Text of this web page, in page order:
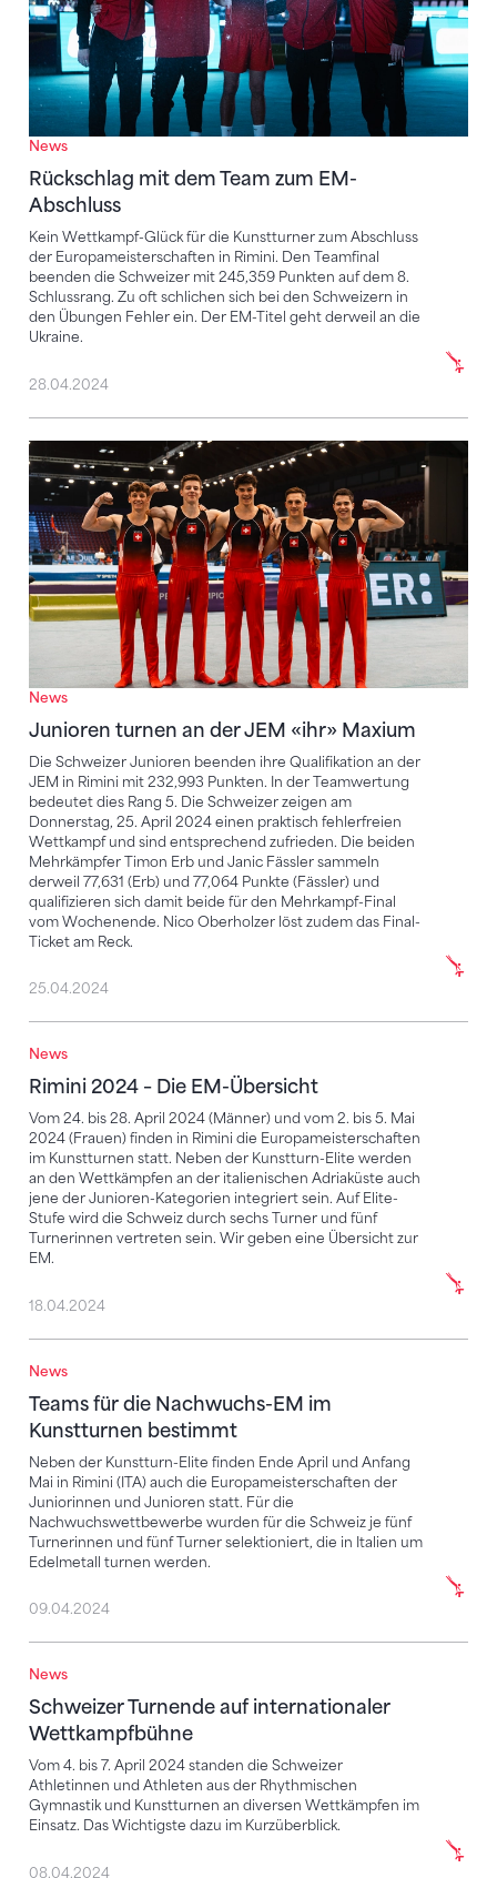
News
Rückschlag mit dem Team zum EM-
Abschluss
Kein Wettkampf-Glück für die Kunstturner zum Abschluss
der Europameisterschaften in Rimini. Den Teamfinal
beenden die Schweizer mit 245,359 Punkten auf dem 8.
Schlussrang. Zu oft schlichen sich bei den Schweizern in
den Übungen Fehler ein. Der EM-Titel geht derweil an die
Ukraine.
28.04.2024
News
Junioren turnen an der JEM «ihr» Maxium
Die Schweizer Junioren beenden ihre Qualifikation an der
JEM in Rimini mit 232,993 Punkten. In der Teamwertung
bedeutet dies Rang 5. Die Schweizer zeigen am
Donnerstag, 25. April 2024 einen praktisch fehlerfreien
Wettkampf und sind entsprechend zufrieden. Die beiden
Mehrkämpfer Timon Erb und Janic Fässler sammeln
derweil 77,631 (Erb) und 77,064 Punkte (Fässler) und
qualifizieren sich damit beide für den Mehrkampf-Final
vom Wochenende. Nico Oberholzer löst zudem das Final-
Ticket am Reck.
Junioren turnen an der JEM «ihr» Maxium
25.04.2024
News
Rimini 2024 – Die EM-Übersicht
Vom 24. bis 28. April 2024 (Männer) und vom 2. bis 5. Mai
2024 (Frauen) finden in Rimini die Europameisterschaften
im Kunstturnen statt. Neben der Kunstturn-Elite werden
an den Wettkämpfen an der italienischen Adriaküste auch
jene der Junioren-Kategorien integriert sein. Auf Elite-
Stufe wird die Schweiz durch sechs Turner und fünf
Turnerinnen vertreten sein. Wir geben eine Übersicht zur
EM.
Rimini 2024 – Die EM-Übersicht
18.04.2024
News
Teams für die Nachwuchs-EM im
Kunstturnen bestimmt
Neben der Kunstturn-Elite finden Ende April und Anfang
Mai in Rimini (ITA) auch die Europameisterschaften der
Juniorinnen und Junioren statt. Für die
Nachwuchswettbewerbe wurden für die Schweiz je fünf
Turnerinnen und fünf Turner selektioniert, die in Italien um
Edelmetall turnen werden.
Teams für die Nachwuchs-EM im Kunstturnen
09.04.2024
News
Schweizer Turnende auf internationaler
Wettkampfbühne
Vom 4. bis 7. April 2024 standen die Schweizer
Athletinnen und Athleten aus der Rhythmischen
Gymnastik und Kunstturnen an diversen Wettkämpfen im
Einsatz. Das Wichtigste dazu im Kurzüberblick.
Schweizer Turnende auf internationaler
08.04.2024